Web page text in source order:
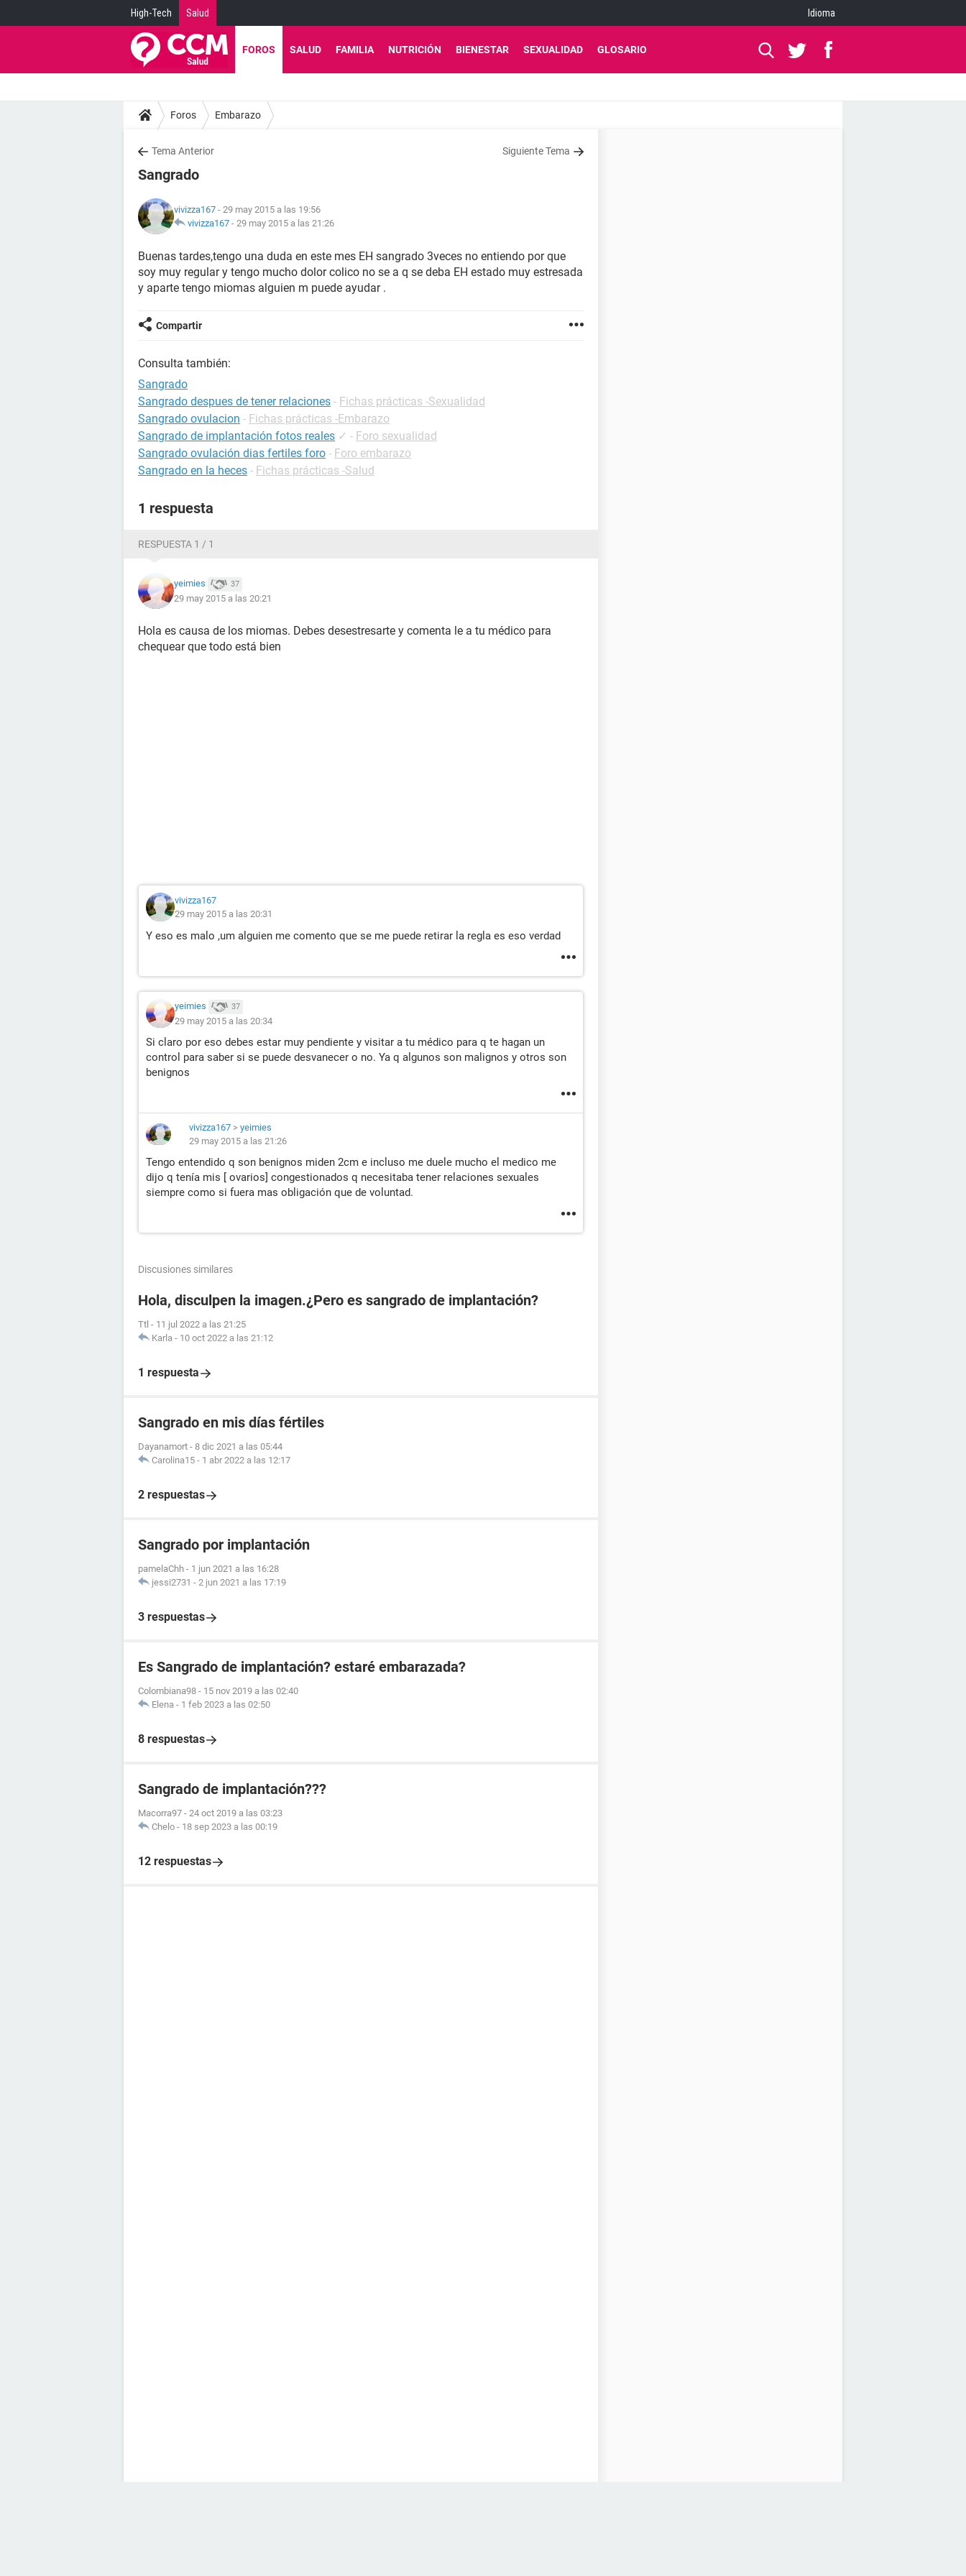
High-Tech Salud Idioma
FOROS SALUD FAMILIA NUTRICIÓN BIENESTAR SEXUALIDAD GLOSARIO
Foros Embarazo
Tema Anterior Siguiente Tema
Sangrado
vivizza167 - 29 may 2015 a las 19:56
vivizza167 - 29 may 2015 a las 21:26
Buenas tardes,tengo una duda en este mes EH sangrado 3veces no entiendo por que
soy muy regular y tengo mucho dolor colico no se a q se deba EH estado muy estresada
y aparte tengo miomas alguien m puede ayudar .
Compartir
Consulta también:
Sangrado
Sangrado despues de tener relaciones - Fichas prácticas -Sexualidad
Sangrado ovulacion - Fichas prácticas -Embarazo
Sangrado de implantación fotos reales ✓ - Foro sexualidad
Sangrado ovulación dias fertiles foro - Foro embarazo
Sangrado en la heces - Fichas prácticas -Salud
1 respuesta
RESPUESTA 1 / 1
yeimies 37
29 may 2015 a las 20:21
Hola es causa de los miomas. Debes desestresarte y comenta le a tu médico para
chequear que todo está bien
vivizza167
29 may 2015 a las 20:31
Y eso es malo ,um alguien me comento que se me puede retirar la regla es eso verdad
yeimies 37
29 may 2015 a las 20:34
Si claro por eso debes estar muy pendiente y visitar a tu médico para q te hagan un
control para saber si se puede desvanecer o no. Ya q algunos son malignos y otros son
benignos
vivizza167 > yeimies
29 may 2015 a las 21:26
Tengo entendido q son benignos miden 2cm e incluso me duele mucho el medico me
dijo q tenía mis [ ovarios] congestionados q necesitaba tener relaciones sexuales
siempre como si fuera mas obligación que de voluntad.
Discusiones similares
Hola, disculpen la imagen.¿Pero es sangrado de implantación?
Ttl - 11 jul 2022 a las 21:25
Karla - 10 oct 2022 a las 21:12
1 respuesta
Sangrado en mis días fértiles
Dayanamort - 8 dic 2021 a las 05:44
Carolina15 - 1 abr 2022 a las 12:17
2 respuestas
Sangrado por implantación
pamelaChh - 1 jun 2021 a las 16:28
jessi2731 - 2 jun 2021 a las 17:19
3 respuestas
Es Sangrado de implantación? estaré embarazada?
Colombiana98 - 15 nov 2019 a las 02:40
Elena - 1 feb 2023 a las 02:50
8 respuestas
Sangrado de implantación???
Macorra97 - 24 oct 2019 a las 03:23
Chelo - 18 sep 2023 a las 00:19
12 respuestas